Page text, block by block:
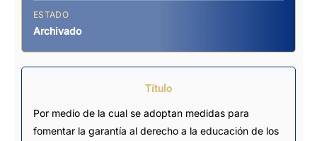
ESTADO
Archivado
Título
Por medio de la cual se adoptan medidas para
fomentar la garantía al derecho a la educación de los